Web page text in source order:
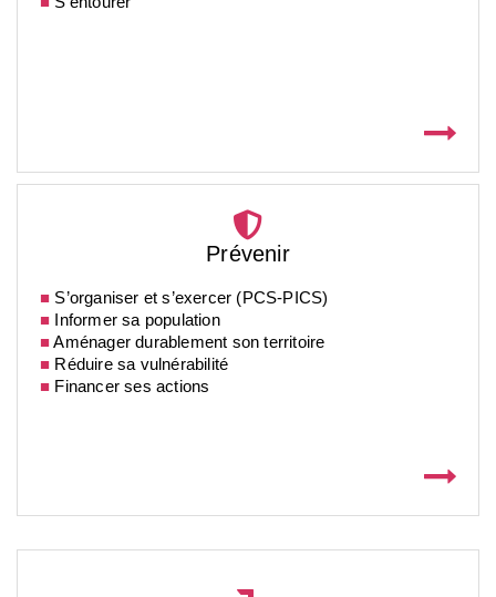
Prévenir
■ S’organiser et s’exercer (PCS-PICS)
■ Informer sa population
■Aménager durablement son territoire
■ Réduire sa vulnérabilité
■ Financer ses actions